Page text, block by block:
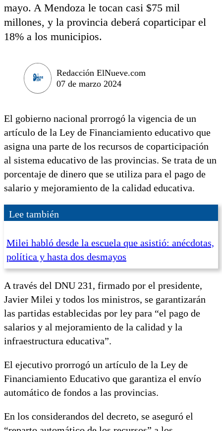
mayo. A Mendoza le tocan casi $75 mil
millones, y la provincia deberá coparticipar el
18% a los municipios.
Redacción ElNueve.com
07 de marzo 2024
El gobierno nacional prorrogó la vigencia de un
artículo de la Ley de Financiamiento educativo que
asigna una parte de los recursos de coparticipación
al sistema educativo de las provincias. Se trata de un
porcentaje de dinero que se utiliza para el pago de
salario y mejoramiento de la calidad educativa.
Lee también
Milei habló desde la escuela que asistió: anécdotas,
política y hasta dos desmayos
A través del DNU 231, firmado por el presidente,
Javier Milei y todos los ministros, se garantizarán
las partidas establecidas por ley para “el pago de
salarios y al mejoramiento de la calidad y la
infraestructura educativa”.
El ejecutivo prorrogó un artículo de la Ley de
Financiamiento Educativo que garantiza el envío
automático de fondos a las provincias.
En los considerandos del decreto, se aseguró el